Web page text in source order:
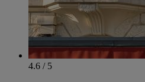
4.6 / 5